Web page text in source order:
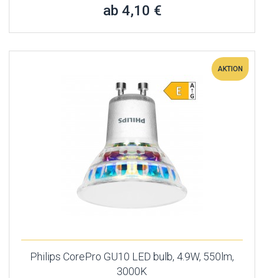
ab 4,10 €
AKTION
Philips CorePro GU10 LED bulb, 4.9W, 550lm,
3000K